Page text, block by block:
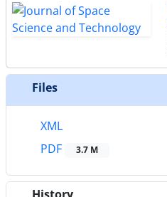
Files
XML
PDF
3.7 M